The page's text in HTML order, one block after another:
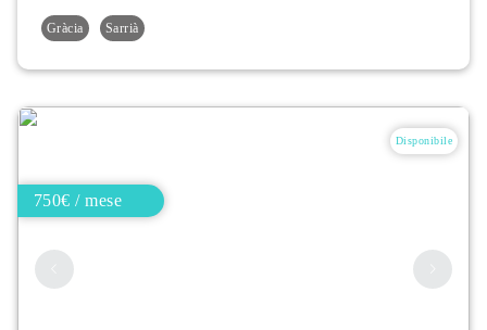
Appartamenti
Stanze
Caratteristiche della stanza
Letto matrimoniale
Gràcia Sarrià
Disponibile
750€ / mese